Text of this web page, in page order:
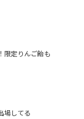
限定りんご飴も
場してる